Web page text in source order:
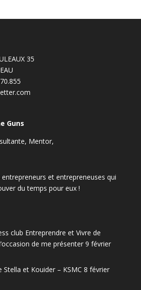
35
Guns
Mentor,
entrepreneurs et entrepreneuses qui
du temps pour eux !
club Entreprendre et Vivre de
de me présenter 9 février
Stella et Kouider – KSMC 8 février